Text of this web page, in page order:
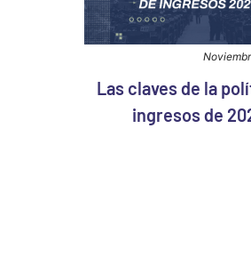
Las claves de la
ingresos de